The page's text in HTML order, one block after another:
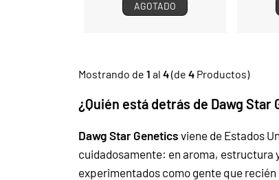
AGOTADO
Mostrando de 1 al 4(de 4 Productos)
¿Quién está detrás de Dawg Star
Dawg Star Genetics viene de Estados
cuidadosamente: en aroma, estructura
experimentados como gente que